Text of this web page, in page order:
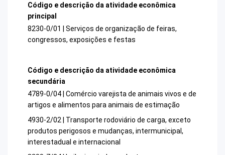
Código e descrição da atividade econômica
principal
8230-0/01 | Serviços de organização de feiras,
congressos, exposições e festas
Código e descrição da atividade econômica
secundária
4789-0/04 | Comércio varejista de animais vivos e de
artigos e alimentos para animais de estimação
4930-2/02 | Transporte rodoviário de carga, exceto
produtos perigosos e mudanças, intermunicipal,
interestadual e internacional